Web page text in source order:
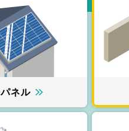
ネル